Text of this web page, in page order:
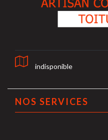
indisponible
NOS SERVICES